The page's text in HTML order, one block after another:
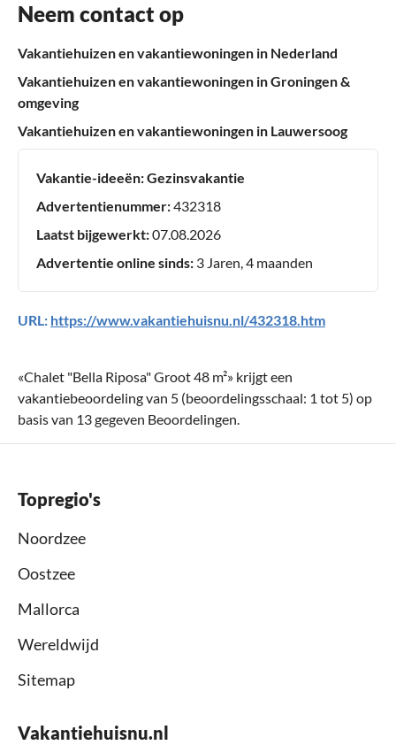
Neem contact op
Vakantiehuizen en vakantiewoningen in Nederland
Vakantiehuizen en vakantiewoningen in Groningen &
omgeving
Vakantiehuizen en vakantiewoningen in Lauwersoog
Vakantie-ideeën:Gezinsvakantie
Advertentienummer:432318
Laatst bijgewerkt:07.08.2026
Advertentie online sinds: 3 Jaren, 4 maanden
URL: https://www.vakantiehuisnu.nl/432318.htm
«Chalet "Bella Riposa" Groot 48 m²» krijgt een
vakantiebeoordeling van 5 (beoordelingsschaal: 1 tot 5) op
basis van 13gegeven Beoordelingen.
Topregio's
Noordzee
Oostzee
Mallorca
Wereldwijd
Sitemap
Vakantiehuisnu.nl